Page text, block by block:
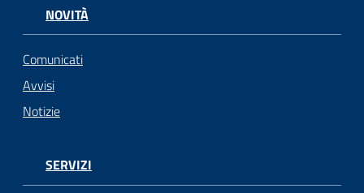
NOVITÀ
Comunicati
Avvisi
Notizie
SERVIZI